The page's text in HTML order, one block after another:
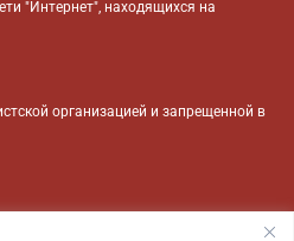
"Интернет", находящихся на
организацией и запрещенной в